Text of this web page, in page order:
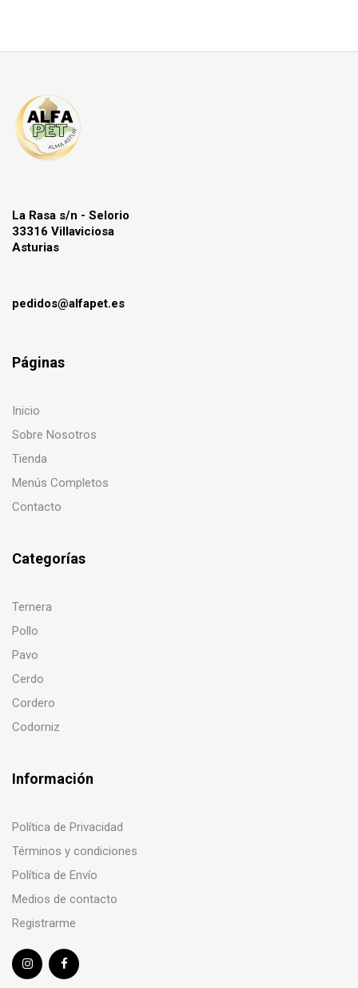
La Rasa s/n - Selorio
33316 Villaviciosa
Asturias
pedidos@alfapet.es
Páginas
Inicio
Sobre Nosotros
Tienda
Menús Completos
Contacto
Categorías
Ternera
Pollo
Pavo
Cerdo
Cordero
Codorniz
Información
Política de Privacidad
Términos y condiciones
Política de Envío
Medios de contacto
Registrarme